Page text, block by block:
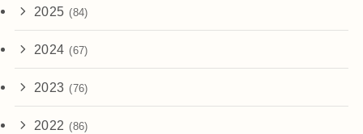
2025 (84)
2024 (67)
2023 (76)
2022 (86)